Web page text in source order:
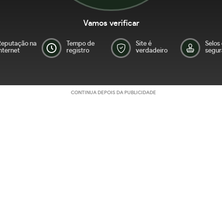
Vamos verificar
na
Tempo de
registro
Site é
verdadeiro
Selos
CONTINUA DEPOIS DA PUBLICIDADE